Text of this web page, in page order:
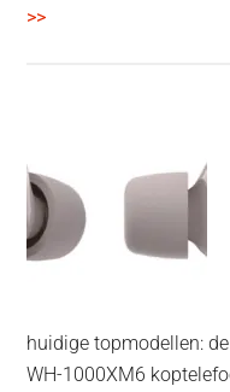
>>overBelkin
draadloos
presenteren
zonder
Wi-
huidige topmodellen:
WH-1000XM6